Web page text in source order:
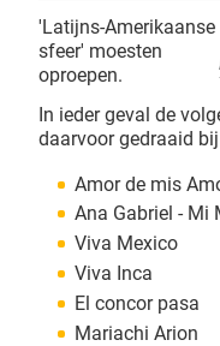
'Latijns-Amerikaanse
sfeer' moesten
oproepen.
In ieder geval de
daarvoor gedraaid
Amor de mis
Ana Gabriel - Mi
Viva Mexico
Viva Inca
El concor pasa
Mariachi Arion